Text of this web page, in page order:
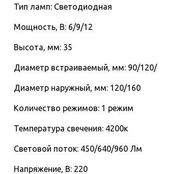
Тип ламп: Светодиодная
Мощность, В: 6/9/12
Высота, мм: 35
Диаметр встраиваемый, мм: 90/120/
Диаметр наружный, мм: 120/160
Количество режимов: 1 режим
Температура свечения: 4200к
Световой поток: 450/640/960 Лм
Напряжение, В: 220